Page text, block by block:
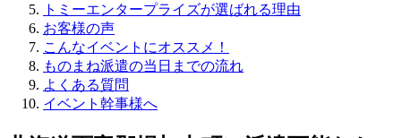
トミーエンタープライズが選ばれる理由
お客様の声
こんなイベントにオススメ！
ものまね派遣の当日までの流れ
よくある質問
イベント幹事様へ